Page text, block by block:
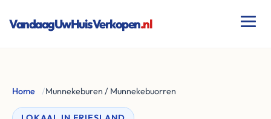
VandaagUwHuisVerkopen.nl
Home /Munnekeburen / Munnekebuorren